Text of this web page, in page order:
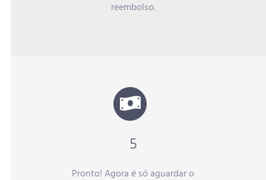
reembolso.
5
Pronto! Agora é só aguardar o